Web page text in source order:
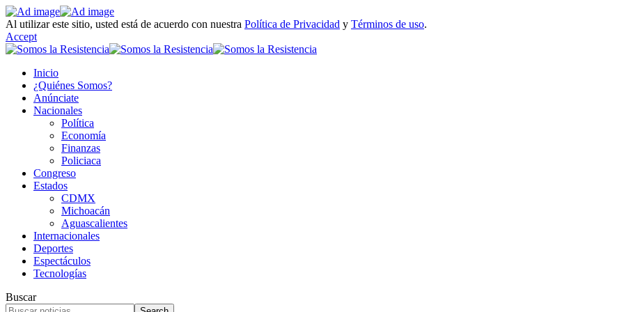
Al utilizar este sitio, usted está de acuerdo con nuestra Política de Privacidad y Términos de uso.
Accept
Inicio
¿Quiénes Somos?
Anúnciate
Nacionales
Política
Economía
Finanzas
Policiaca
Congreso
Estados
CDMX
Michoacán
Aguascalientes
Internacionales
Deportes
Espectáculos
Tecnologías
Buscar